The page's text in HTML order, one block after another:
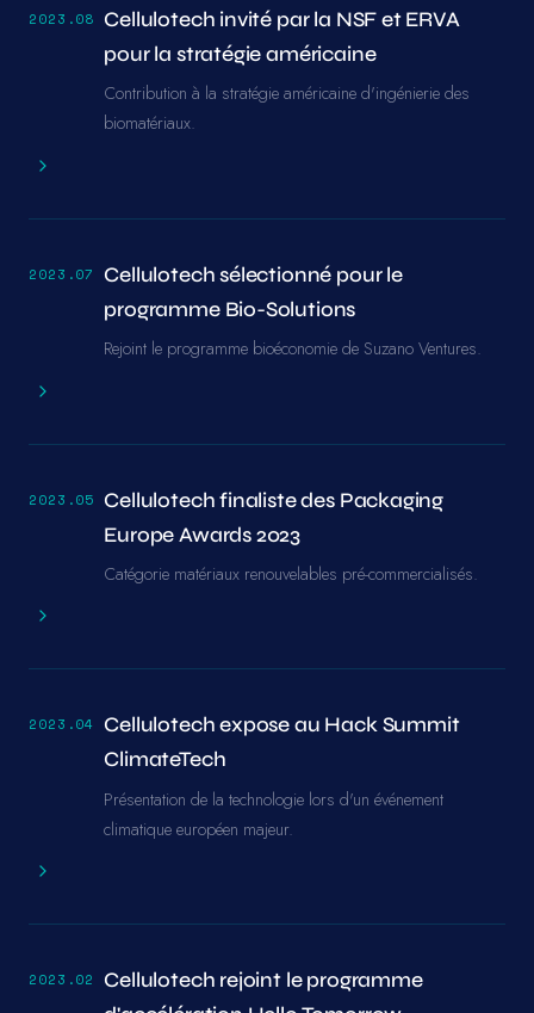
2023.08 Cellulotech invité par la NSF et ERVA
pour la stratégie américaine
Contribution à la stratégie américaine d'ingénierie des
biomatériaux.
2023.07
Cellulotech sélectionné pour le
programme Bio-Solutions
Rejoint le programme bioéconomie de Suzano Ventures.
2023.05 Cellulotech finaliste des Packaging
Europe Awards 2023
Catégorie matériaux renouvelables pré-commercialisés.
2023.04
Cellulotech expose au Hack Summit
ClimateTech
Présentation de la technologie lors d'un événement
climatique européen majeur.
2023.02
Cellulotech rejoint le programme